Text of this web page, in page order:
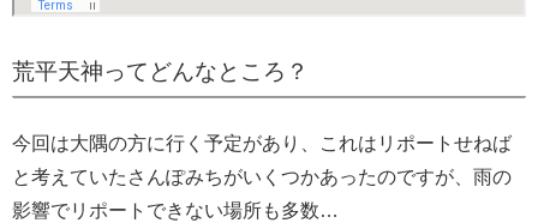
荒平天神ってどんなところ？
今回は大隅の方に行く予定があり、これはリポートせねば
と考えていたさんぽみちがいくつかあったのですが、雨の
影響でリポートできない場所も多数…